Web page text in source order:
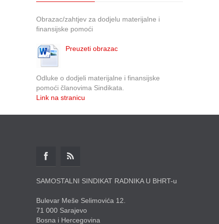
Obrazac/zahtjev za dodjelu materijalne i
finansijske pomoći
Preuzeti obrazac
Odluke o dodjeli materijalne i finansijske
pomoći članovima Sindikata.
Link na stranicu
SAMOSTALNI SINDIKAT RADNIKA U BHRT-u
Bulevar Meše Selimovića 12.
71 000 Sarajevo
Bosna i Hercegovina